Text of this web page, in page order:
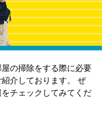
の掃除をする際に必要
介しております。 ぜ
チェックしてみてくだ